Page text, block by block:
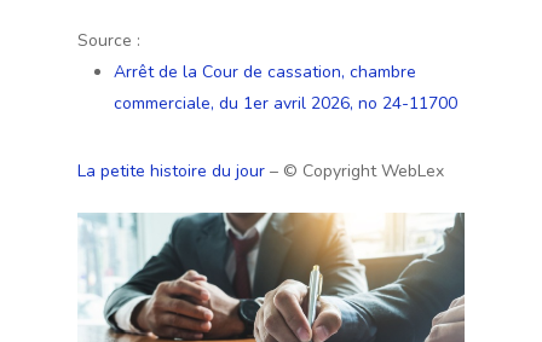
Source :
Arrêt de la Cour de cassation, chambre
commerciale, du 1er avril 2026, no 24-11700
La petite histoire du jour – © Copyright WebLex